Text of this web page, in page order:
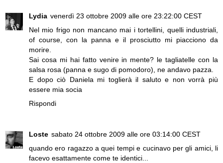
Lydia venerdì 23 ottobre 2009 alle ore 23:22:00 CEST
Nel mio frigo non mancano mai i tortellini, quelli industriali,
of course, con la panna e il prosciutto mi piacciono da
morire.
Sai cosa mi hai fatto venire in mente? le tagliatelle con la
salsa rosa (panna e sugo di pomodoro), ne andavo pazza.
E dopo ciò Daniela mi toglierà il saluto e non vorrà più
essere mia socia
Rispondi
Loste sabato 24 ottobre 2009 alle ore 03:14:00 CEST
quando ero ragazzo a quei tempi e cucinavo per gli amici, li
facevo esattamente come te identici...